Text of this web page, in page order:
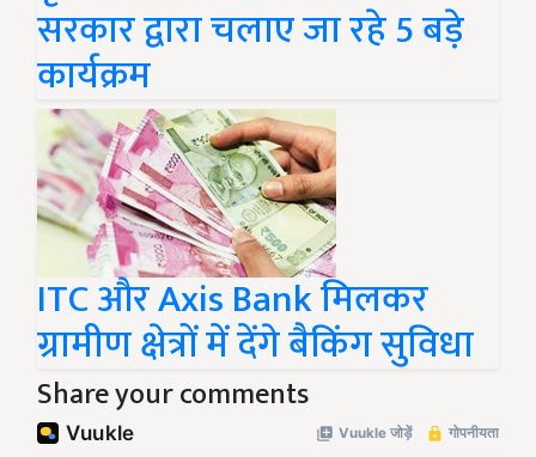
सरकार द्वारा चलाए जा रहे 5 बड़े
कार्यक्रम
ITC और Axis Bank मिलकर
ग्रामीण क्षेत्रों में देंगे बैकिंग सुविधा
Share your comments